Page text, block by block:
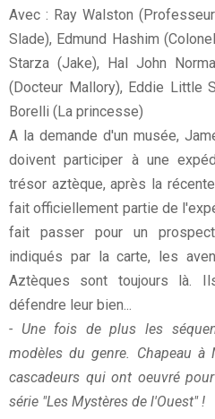
Avec : Ray Walston
Slade), Edmund Hashim
Starza (Jake), Hal John
(Docteur Mallory), Eddie Little
Borelli (La princesse)
A la demande d'un musée,
doivent participer à une
trésor aztèque, après la
fait officiellement partie de
fait passer pour un
indiqués par la carte, les
Aztèques sont toujours là.
défendre leur bien...
- Une fois de plus les
modèles du genre. Chapeau
cascadeurs qui ont oeuvré
série "Les Mystères de l'Ouest" !